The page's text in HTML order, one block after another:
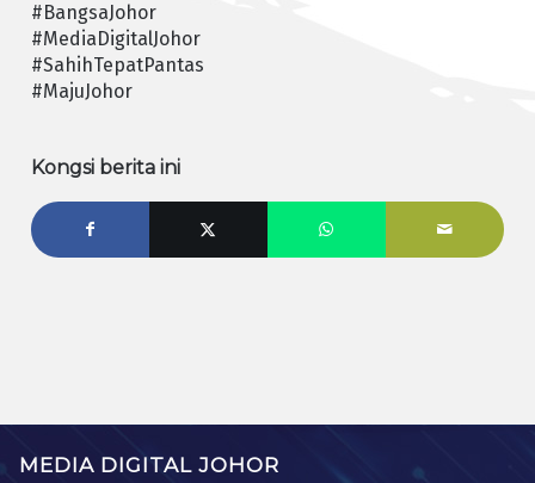
#BangsaJohor
#MediaDigitalJohor
#SahihTepatPantas
#MajuJohor
Kongsi berita ini
MEDIA DIGITAL JOHOR